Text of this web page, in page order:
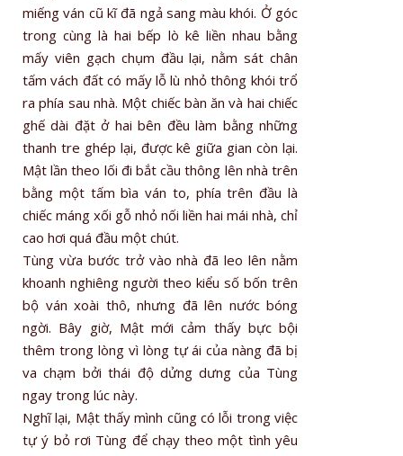
miếng ván cũ kĩ đã ngả sang màu khói. Ở góc
trong cùng là hai bếp lò kê liền nhau bằng
mấy viên gạch chụm đầu lại, nằm sát chân
tấm vách đất có mấy lỗ lù nhỏ thông khói trổ
ra phía sau nhà. Một chiếc bàn ăn và hai chiếc
ghế dài đặt ở hai bên đều làm bằng những
thanh tre ghép lại, được kê giữa gian còn lại.
Mật lần theo lối đi bắt cầu thông lên nhà trên
bằng một tấm bìa ván to, phía trên đầu là
chiếc máng xối gỗ nhỏ nối liền hai mái nhà, chỉ
cao hơi quá đầu một chút.
Tùng vừa bước trở vào nhà đã leo lên nằm
khoanh nghiêng người theo kiểu số bốn trên
bộ ván xoài thô, nhưng đã lên nước bóng
ngời. Bây giờ, Mật mới cảm thấy bực bội
thêm trong lòng vì lòng tự ái của nàng đã bị
va chạm bởi thái độ dửng dưng của Tùng
ngay trong lúc này.
Nghĩ lại, Mật thấy mình cũng có lỗi trong việc
tự ý bỏ rơi Tùng để chạy theo một tình yêu